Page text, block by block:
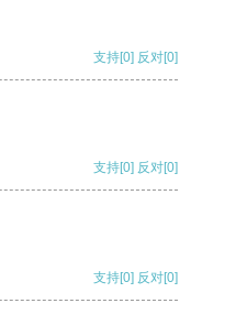
支持[0] 反对[0]
支持[0] 反对[0]
支持[0] 反对[0]